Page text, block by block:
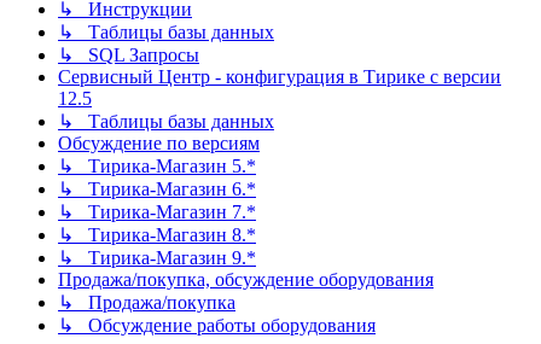
↳ Инструкции
↳ Таблицы базы данных
↳ SQL Запросы
Сервисный Центр - конфигурация в Тирике с версии
12.5
↳ Таблицы базы данных
Обсуждение по версиям
↳ Тирика-Магазин 5.*
↳ Тирика-Магазин 6.*
↳ Тирика-Магазин 7.*
↳ Тирика-Магазин 8.*
↳ Тирика-Магазин 9.*
Продажа/покупка, обсуждение оборудования
↳ Продажа/покупка
↳ Обсуждение работы оборудования